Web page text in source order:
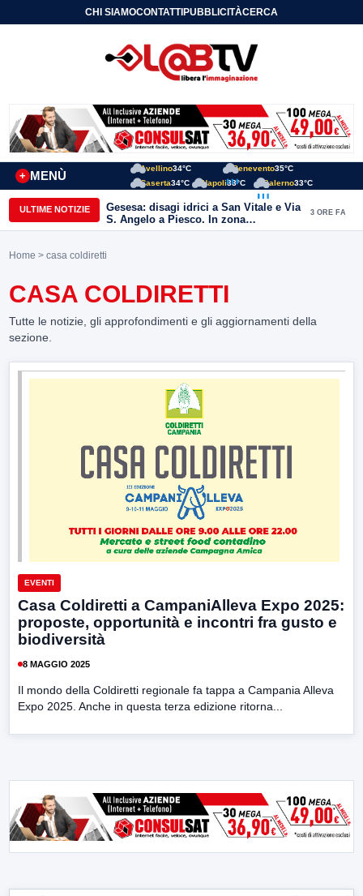
CHI SIAMOCONTATTIPUBBLICITÀCERCA
MENÙ
+
Avellino34°C Benevento35°C
Caserta34°C Napoli33°C Salerno33°C
ULTIME NOTIZIE
Gesesa: disagi idrici a San Vitale e Via
S. Angelo a Piesco. In zona
posizionata l’autobotte
3 ORE FA
Home > casa coldiretti
CASA COLDIRETTI
Tutte le notizie, gli approfondimenti e gli aggiornamenti della
sezione.
EVENTI
Casa Coldiretti a CampaniAlleva Expo 2025:
proposte, opportunità e incontri fra gusto e
biodiversità
8 MAGGIO 2025
Il mondo della Coldiretti regionale fa tappa a Campania Alleva
Expo 2025. Anche in questa terza edizione ritorna...